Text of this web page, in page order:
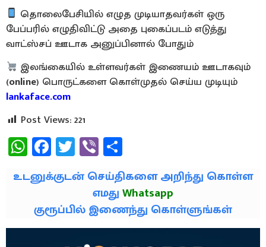
தொலைபேசியில் எழுத முடியாதவர்கள் ஒரு
பேப்பரில் எழுதிவிட்டு அதை புகைப்படம் எடுத்து
வாட்ஸ்சப் ஊடாக அனுப்பினால் போதும்
இலங்கையில் உள்ளவர்கள் இணையம் ஊடாகவும்
(online) பொருட்களை கொள்முதல் செய்ய முடியும்
lankaface.com
Post Views:221
WhatsApp
Facebook
Twitter
Viber
உடனுக்குடன் செய்திகளை அறிந்து கொள்ள
எமதுWhatsapp
குரூப்பில் இணைந்து கொள்ளுங்கள்